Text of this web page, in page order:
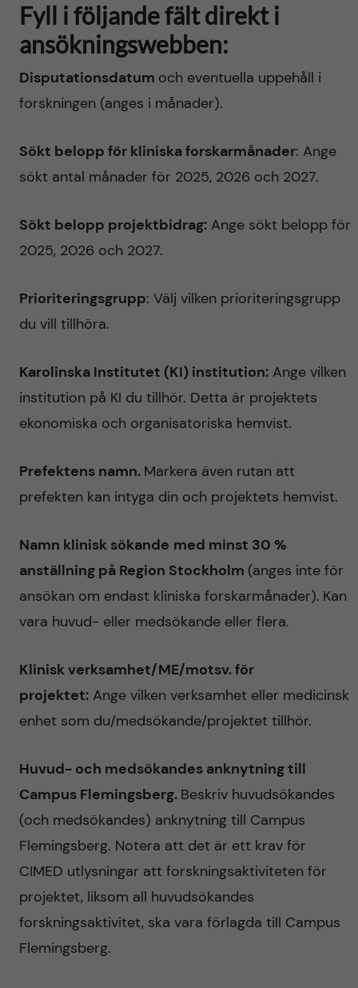
Fyll i följande fält direkt i
ansökningswebben:
Disputationsdatum och eventuella uppehåll i
forskningen (anges i månader).
Sökt belopp för kliniska forskarmånader: Ange
sökt antal månader för 2025, 2026 och 2027.
Sökt belopp projektbidrag:Ange sökt belopp för
2025, 2026 och 2027.
Prioriteringsgrupp: Välj vilken prioriteringsgrupp
du vill tillhöra.
Karolinska Institutet (KI) institution:Ange vilken
institution på KI du tillhör. Detta är projektets
ekonomiska och organisatoriska hemvist.
Prefektens namn. Markera även rutan att
prefekten kan intyga din och projektets hemvist.
Namn klinisk sökande med minst 30 %
anställning på Region Stockholm (anges inte för
ansökan om endast kliniska forskarmånader). Kan
vara huvud- eller medsökande eller flera.
Klinisk verksamhet/ME/motsv. för
projektet:Ange vilken verksamhet eller medicinsk
enhet som du/medsökande/projektet tillhör.
Huvud- och medsökandes anknytning till
Campus Flemingsberg. Beskriv huvudsökandes
(och medsökandes) anknytning till Campus
Flemingsberg. Notera att det är ett krav för
CIMED utlysningar att forskningsaktiviteten för
projektet, liksom all huvudsökandes
forskningsaktivitet, ska vara förlagda till Campus
Flemingsberg.